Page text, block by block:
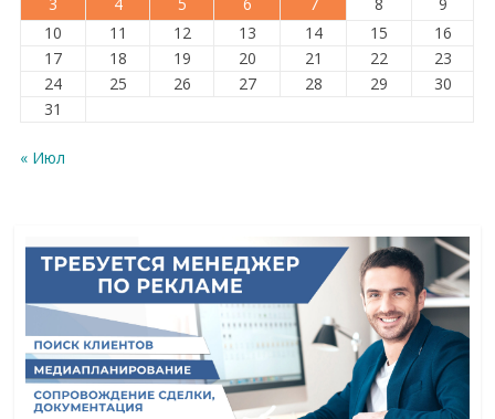
10
11 12 13 14 15
16
17
18 19 20 21 22
23
24
25 26 27 28 29
30
31
« Июл